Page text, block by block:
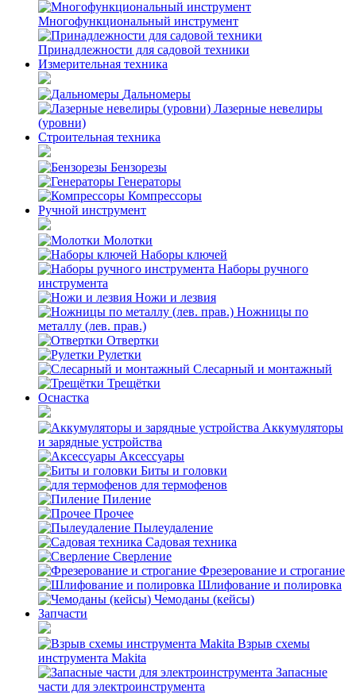
Многофункциональный инструмент
Принадлежности для садовой техники
Измерительная техника
Дальномеры
Лазерные невелиры
(уровни)
Строительная техника
Бензорезы
Генераторы
Компрессоры
Ручной инструмент
Молотки
Наборы ключей
Наборы ручного
инструмента
Ножи и лезвия
Ножницы по
металлу (лев. прав.)
Отвертки
Рулетки
Слесарный и монтажный
Трещётки
Оснастка
Аккумуляторы
и зарядные устройства
Аксессуары
Биты и головки
для термофенов
Пиление
Прочее
Пылеудаление
Садовая техника
Сверление
Фрезерование и строгание
Шлифование и полировка
Чемоданы (кейсы)
Запчасти
Взрыв схемы
инструмента Makita
Запасные
части для электроинструмента